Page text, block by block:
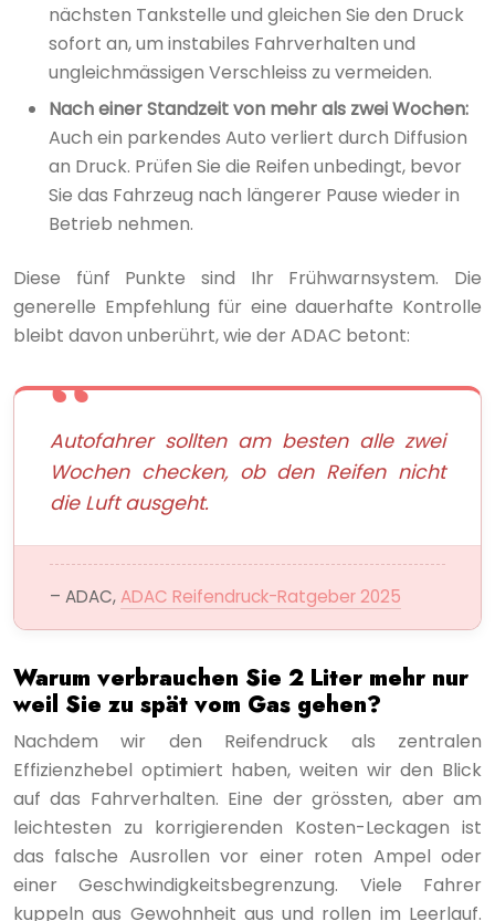
nächsten Tankstelle und gleichen Sie den Druck
sofort an, um instabiles Fahrverhalten und
ungleichmässigen Verschleiss zu vermeiden.
Nach einer Standzeit von mehr als zwei Wochen:
Auch ein parkendes Auto verliert durch Diffusion
an Druck. Prüfen Sie die Reifen unbedingt, bevor
Sie das Fahrzeug nach längerer Pause wieder in
Betrieb nehmen.
Diese fünf Punkte sind Ihr Frühwarnsystem. Die
generelle Empfehlung für eine dauerhafte Kontrolle
bleibt davon unberührt, wie der ADAC betont:
Autofahrer sollten am besten alle zwei
Wochen checken, ob den Reifen nicht
die Luft ausgeht.
– ADAC,ADAC Reifendruck-Ratgeber 2025
Warum verbrauchen Sie 2 Liter mehr nur
weil Sie zu spät vom Gas gehen?
Nachdem wir den Reifendruck als zentralen
Effizienzhebel optimiert haben, weiten wir den Blick
auf das Fahrverhalten. Eine der grössten, aber am
leichtesten zu korrigierenden Kosten-Leckagen ist
das falsche Ausrollen vor einer roten Ampel oder
einer Geschwindigkeitsbegrenzung. Viele Fahrer
kuppeln aus Gewohnheit aus und rollen im Leerlauf.